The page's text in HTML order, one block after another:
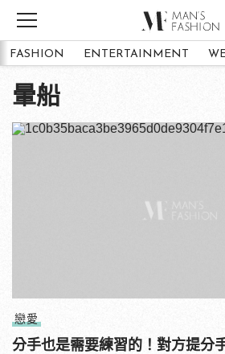
FASHION ENTERTAINMENT
暈船
戀愛
分手也是需要練習的！對方提分